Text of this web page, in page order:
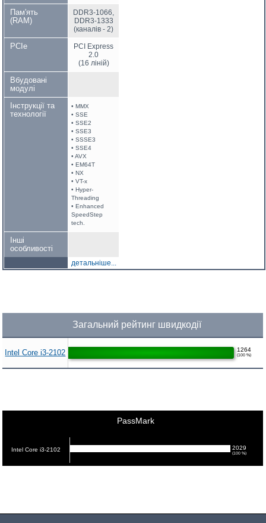
Пам'ять
(RAM)
DDR3-1066,
DDR3-1333
(каналів - 2)
PCIe
PCI Express
2.0
(16 ліній)
Вбудовані
модулі
Інструкції та
технології
• MMX
• SSE
• SSE2
• SSE3
• SSSE3
• SSE4
• AVX
• EM64T
• NX
• VT-x
• Hyper-
Threading
• Enhanced
SpeedStep
tech.
Інші
особливості
детальніше...
Загальний рейтинг швидкодії
Intel Core i3-2102 1264
(100 %)
PassMark
Intel Core i3-2102 2029
(100 %)